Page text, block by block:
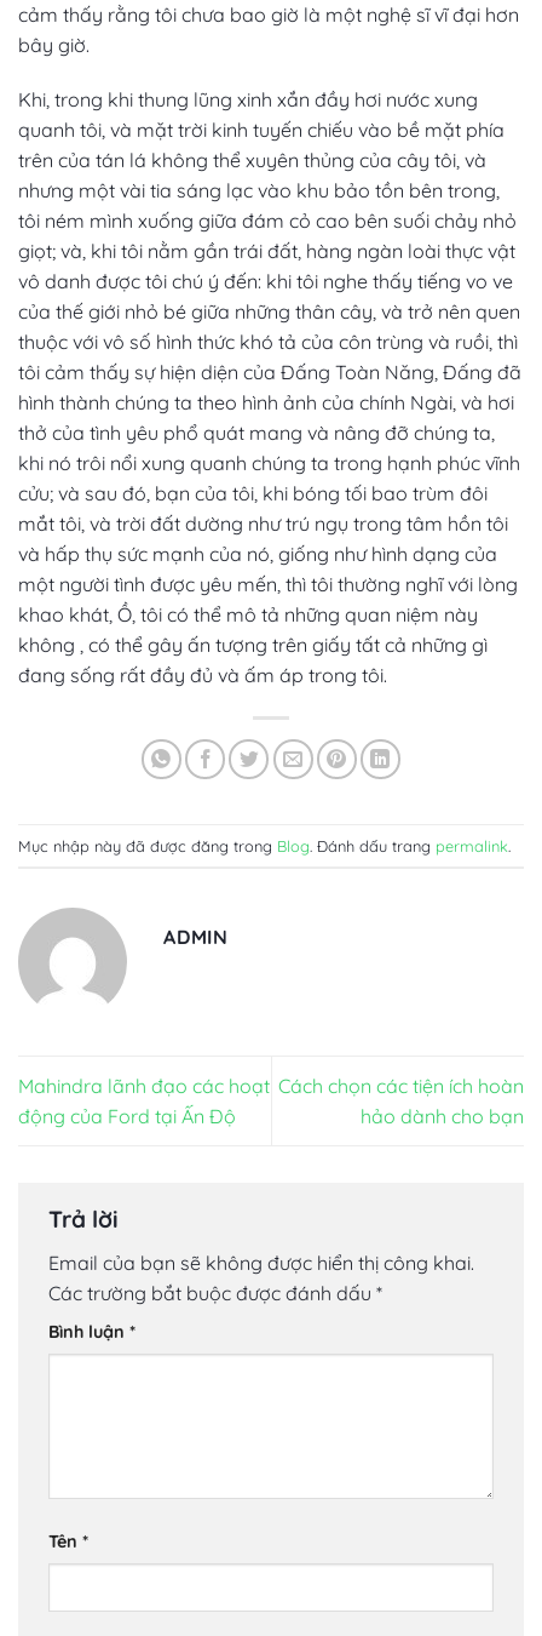
cảm thấy rằng tôi chưa bao giờ là một nghệ sĩ vĩ đại hơn
bây giờ.
Khi, trong khi thung lũng xinh xắn đầy hơi nước xung
quanh tôi, và mặt trời kinh tuyến chiếu vào bề mặt phía
trên của tán lá không thể xuyên thủng của cây tôi, và
nhưng một vài tia sáng lạc vào khu bảo tồn bên trong,
tôi ném mình xuống giữa đám cỏ cao bên suối chảy nhỏ
giọt; và, khi tôi nằm gần trái đất, hàng ngàn loài thực vật
vô danh được tôi chú ý đến: khi tôi nghe thấy tiếng vo ve
của thế giới nhỏ bé giữa những thân cây, và trở nên quen
thuộc với vô số hình thức khó tả của côn trùng và ruồi, thì
tôi cảm thấy sự hiện diện của Đấng Toàn Năng, Đấng đã
hình thành chúng ta theo hình ảnh của chính Ngài, và hơi
thở của tình yêu phổ quát mang và nâng đỡ chúng ta,
khi nó trôi nổi xung quanh chúng ta trong hạnh phúc vĩnh
cửu; và sau đó, bạn của tôi, khi bóng tối bao trùm đôi
mắt tôi, và trời đất dường như trú ngụ trong tâm hồn tôi
và hấp thụ sức mạnh của nó, giống như hình dạng của
một người tình được yêu mến, thì tôi thường nghĩ với lòng
khao khát, Ồ, tôi có thể mô tả những quan niệm này
không , có thể gây ấn tượng trên giấy tất cả những gì
đang sống rất đầy đủ và ấm áp trong tôi.
Mục nhập này đã được đăng trong Blog. Đánh dấu trang permalink.
ADMIN
Mahindra lãnh đạo các hoạt
động của Ford tại Ấn Độ
Cách chọn các tiện ích hoàn
hảo dành cho bạn
Trả lời
Email của bạn sẽ không được hiển thị công khai.
Các trường bắt buộc được đánh dấu *
Bình luận *
Tên *